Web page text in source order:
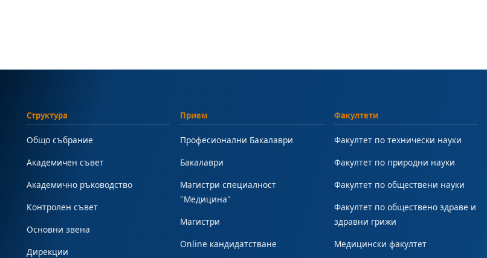
Структура
Общо събрание
Академичен съвет
Академично ръководство
Контролен съвет
Основни звена
Дирекции
Прием
Професионални Бакалаври
Бакалаври
Магистри специалност
"Медицина"
Магистри
Online кандидатстване
Факултети
Факултет по технически науки
Факултет по природни науки
Факултет по обществени науки
Факултет по обществено здраве и
здравни грижи
Медицински факултет